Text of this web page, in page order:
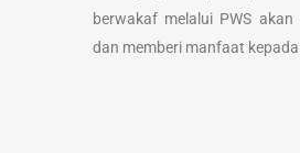
berwakaf melalui PWS
dan memberi manfaat